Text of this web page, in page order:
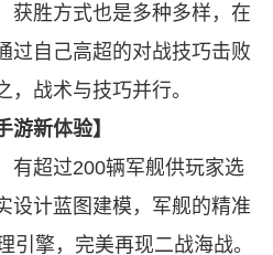
获胜方式也是多种多样，在
过自己高超的对战技巧击败
，战术与技巧并行。
游新体验】
有超过200辆军舰供玩家选
设计蓝图建模，军舰的精准
引擎，完美再现二战海战。